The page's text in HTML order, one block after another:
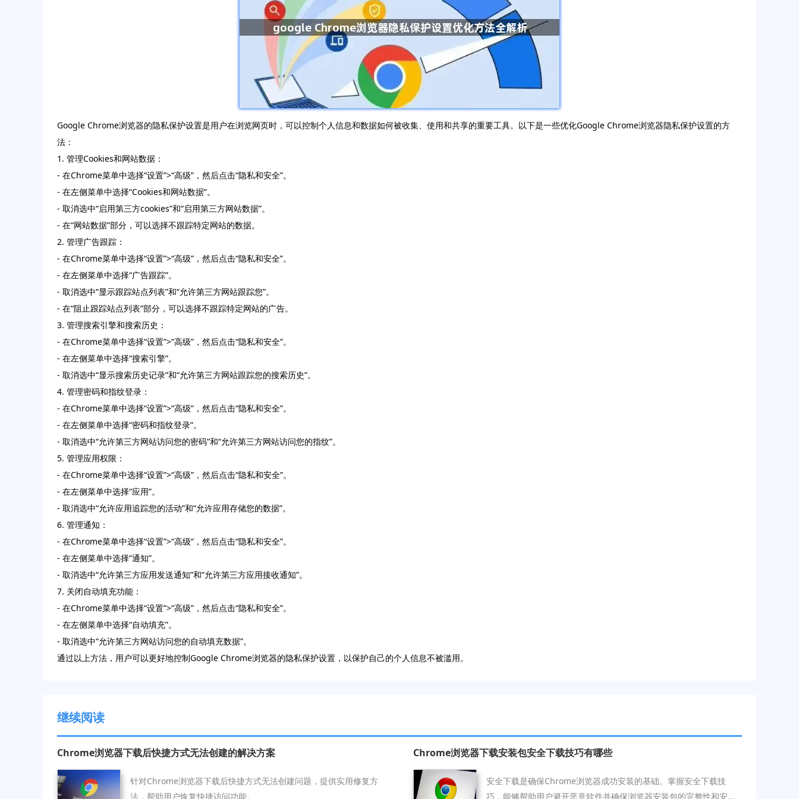
Google Chrome浏览器的隐私保护设置是用户在浏览网页时，可以控制个人信息和数据如何被收集、使用和共享的重要工具。以下是一些优化Google Chrome浏览器隐私保护设置的方
法：
1. 管理Cookies和网站数据：
- 在Chrome菜单中选择“设置”>“高级”，然后点击“隐私和安全”。
- 在左侧菜单中选择“Cookies和网站数据”。
- 取消选中“启用第三方cookies”和“启用第三方网站数据”。
- 在“网站数据”部分，可以选择不跟踪特定网站的数据。
2. 管理广告跟踪：
- 在Chrome菜单中选择“设置”>“高级”，然后点击“隐私和安全”。
- 在左侧菜单中选择“广告跟踪”。
- 取消选中“显示跟踪站点列表”和“允许第三方网站跟踪您”。
- 在“阻止跟踪站点列表”部分，可以选择不跟踪特定网站的广告。
3. 管理搜索引擎和搜索历史：
- 在Chrome菜单中选择“设置”>“高级”，然后点击“隐私和安全”。
- 在左侧菜单中选择“搜索引擎”。
- 取消选中“显示搜索历史记录”和“允许第三方网站跟踪您的搜索历史”。
4. 管理密码和指纹登录：
- 在Chrome菜单中选择“设置”>“高级”，然后点击“隐私和安全”。
- 在左侧菜单中选择“密码和指纹登录”。
- 取消选中“允许第三方网站访问您的密码”和“允许第三方网站访问您的指纹”。
5. 管理应用权限：
- 在Chrome菜单中选择“设置”>“高级”，然后点击“隐私和安全”。
- 在左侧菜单中选择“应用”。
- 取消选中“允许应用追踪您的活动”和“允许应用存储您的数据”。
6. 管理通知：
- 在Chrome菜单中选择“设置”>“高级”，然后点击“隐私和安全”。
- 在左侧菜单中选择“通知”。
- 取消选中“允许第三方应用发送通知”和“允许第三方应用接收通知”。
7. 关闭自动填充功能：
- 在Chrome菜单中选择“设置”>“高级”，然后点击“隐私和安全”。
- 在左侧菜单中选择“自动填充”。
- 取消选中“允许第三方网站访问您的自动填充数据”。
通过以上方法，用户可以更好地控制Google Chrome浏览器的隐私保护设置，以保护自己的个人信息不被滥用。
继续阅读
Chrome浏览器下载后快捷方式无法创建的解决方案
针对Chrome浏览器下载后快捷方式无法创建问题，提供实用修复方
法，帮助用户恢复快捷访问功能。
Chrome浏览器下载安装包安全下载技巧有哪些
安全下载是确保Chrome浏览器成功安装的基础。掌握安全下载技
巧，能够帮助用户避开恶意软件并确保浏览器安装包的完整性和安全